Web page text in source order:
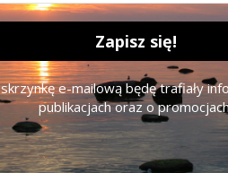
e-mailową będę trafiały
publikacjach oraz o